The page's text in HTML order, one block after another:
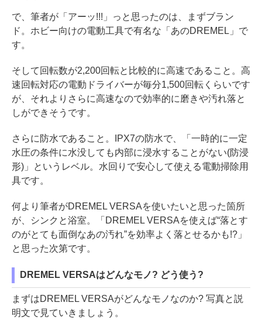
で、筆者が「アーッ!!!」っと思ったのは、まずブラン
ド。ホビー向けの電動工具で有名な「あのDREMEL」で
す。
そして回転数が2,200回転と比較的に高速であること。高
速回転対応の電動ドライバーが毎分1,500回転くらいです
が、それよりさらに高速なので効率的に磨きや汚れ落と
しができそうです。
さらに防水であること。IPX7の防水で、「一時的に一定
水圧の条件に水没しても内部に浸水することがない(防浸
形)」というレベル。水回りで安心して使える電動掃除用
具です。
何より筆者がDREMEL VERSAを使いたいと思った箇所
が、シンクと浴室。「DREMEL VERSAを使えば“落とす
のがとても面倒なあの汚れ”を効率よく落とせるかも!?」
と思った次第です。
DREMEL VERSAはどんなモノ? どう使う?
まずはDREMEL VERSAがどんなモノなのか? 写真と説
明文で見ていきましょう。